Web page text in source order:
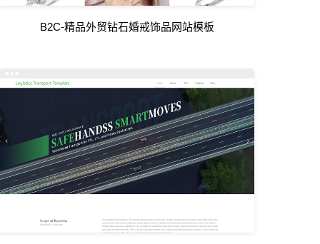
B2C-精品外贸钻石婚戒饰品网站模板